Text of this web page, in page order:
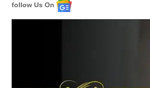
follow Us On